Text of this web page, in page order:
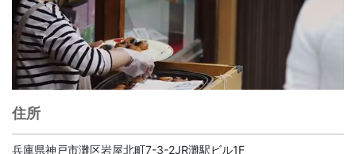
住所
兵庫県神戸市灘区岩屋北町7-3-2JR灘駅ビル1F